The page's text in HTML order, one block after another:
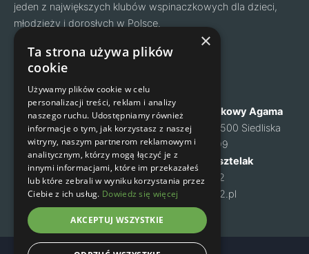
jeden z największych klubów wspinaczkowych dla dzieci,
młodzieży i dorosłych w Polsce.
Facebook
Instagram
O nas
Cennik
Zapisy na zajęcia
Kontakt
Regulamin
Polityka prywatności
Klub Wspinaczkowy Agama
ul. Mysia 6, 05-500 Siedliska
NIP: 1231460699
Małgorzata Kusztelak
tel. 502 637 072
m-kusztelak@o2.pl
×
Ta strona używa plików
cookie
Używamy plików cookie w celu
personalizacji treści, reklam i analizy
naszego ruchu. Udostępniamy również
informacje o tym, jak korzystasz z naszej
witryny, naszym partnerom reklamowym i
analitycznym, którzy mogą łączyć je z
innymi informacjami, które im przekazałeś
lub które zebrali w wyniku korzystania przez
Ciebie z ich usług. Dowiedz się więcej
AKCEPTUJ WSZYSTKIE